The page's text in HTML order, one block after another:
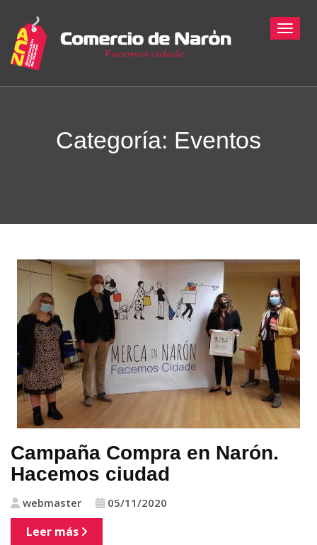
Categoría: Eventos
Campaña Compra en Narón.
Hacemos ciudad
webmaster 05/11/2020
Leer más